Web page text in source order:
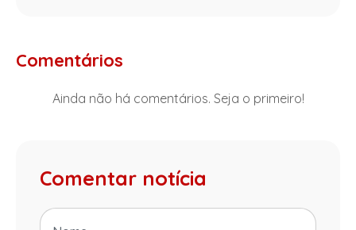
Comentários
Ainda não há comentários. Seja o primeiro!
Comentar notícia